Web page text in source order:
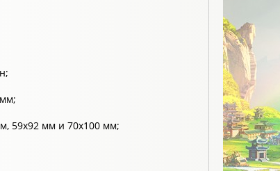
59х92 мм и 70х100 мм;